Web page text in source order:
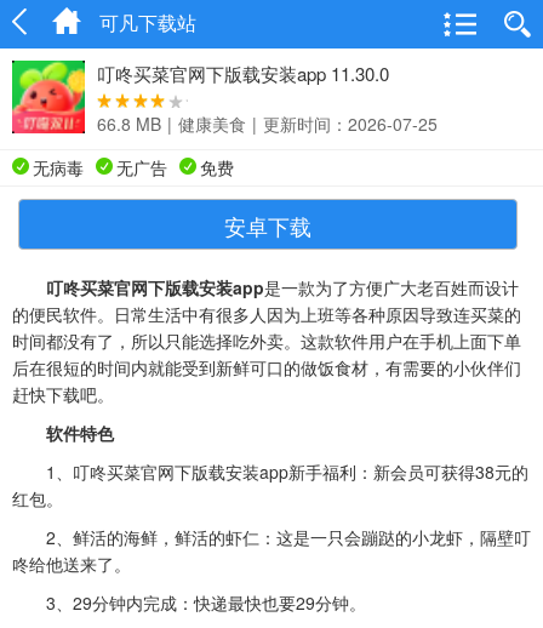
可凡下载站
叮咚买菜官网下版载安装app 11.30.0
66.8 MB | 健康美食 | 更新时间：2026-07-25
无病毒
无广告 免费
安卓下载
叮咚买菜官网下版载安装app是一款为了方便广大老百姓而设计
的便民软件。日常生活中有很多人因为上班等各种原因导致连买菜的
时间都没有了，所以只能选择吃外卖。这款软件用户在手机上面下单
后在很短的时间内就能受到新鲜可口的做饭食材，有需要的小伙伴们
赶快下载吧。
软件特色
1、 叮咚买菜官网下版载安装app新手福利：新会员可获得38元的
红包。
2、鲜活的海鲜，鲜活的虾仁：这是一只会蹦跶的小龙虾，隔壁叮
咚给他送来了。
3、29分钟内完成：快递最快也要29分钟。